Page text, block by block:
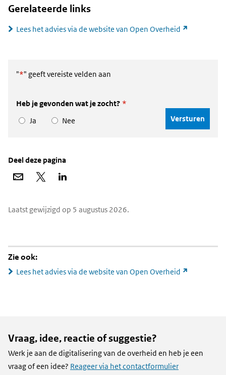
Gerelateerde links
Lees het advies via de website van Open Overheid (link
"*" geeft vereiste velden aan
Heb je gevonden wat je zocht? *
Ja
Nee
Deel deze pagina
Deel
Deel
Widgetruimte
Laatst gewijzigd op 5 augustus 2026.
Zie ook:
Lees het advies via de website van Open Overheid (link
Vraag, idee, reactie of suggestie?
Werk je aan de digitalisering van de overheid en heb je een
vraag of een idee? Reageer via het contactformulier